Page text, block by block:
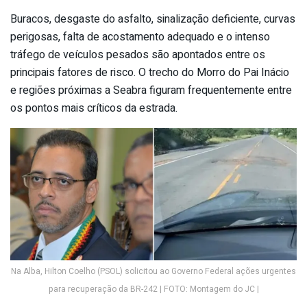
Buracos, desgaste do asfalto, sinalização deficiente, curvas
perigosas, falta de acostamento adequado e o intenso
tráfego de veículos pesados são apontados entre os
principais fatores de risco. O trecho do Morro do Pai Inácio
e regiões próximas a Seabra figuram frequentemente entre
os pontos mais críticos da estrada.
Na Alba, Hilton Coelho (PSOL) solicitou ao Governo Federal ações urgentes
para recuperação da BR-242 | FOTO: Montagem do JC |